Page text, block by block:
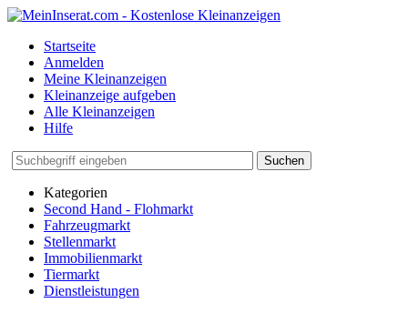
Startseite
Anmelden
Meine Kleinanzeigen
Kleinanzeige aufgeben
Alle Kleinanzeigen
Hilfe
Suchen
Kategorien
Second Hand - Flohmarkt
Fahrzeugmarkt
Stellenmarkt
Immobilienmarkt
Tiermarkt
Dienstleistungen